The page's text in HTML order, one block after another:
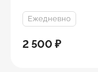
Ежедневно
2 500 ₽